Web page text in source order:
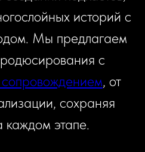
историй с
Мы предлагаем
с
, от
сохраняя
каждом этапе.